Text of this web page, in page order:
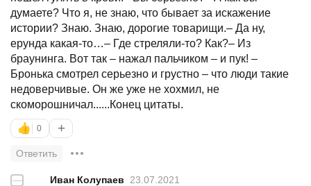
думаете? Что я, не знаю, что бывает за искажение
истории? Знаю. Знаю, дорогие товарищи.– Да ну,
ерунда какая-то…– Где стреляли-то? Как?– Из
браунинга. Вот так – нажал пальчиком – и пук! –
Бронька смотрел серьезно и грустно – что люди такие
недоверчивые. Он же уже не хохмил, не
скоморошничал......Конец цитаты.
👍 0 +
Ответить
— Иван Колупаев 23.07.2021